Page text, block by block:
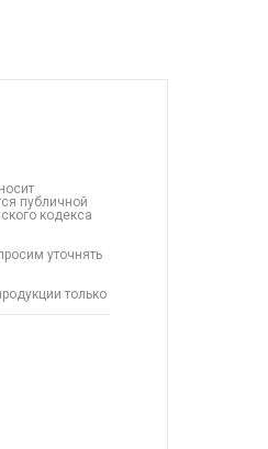
публичной
кодекса
уточнять
только